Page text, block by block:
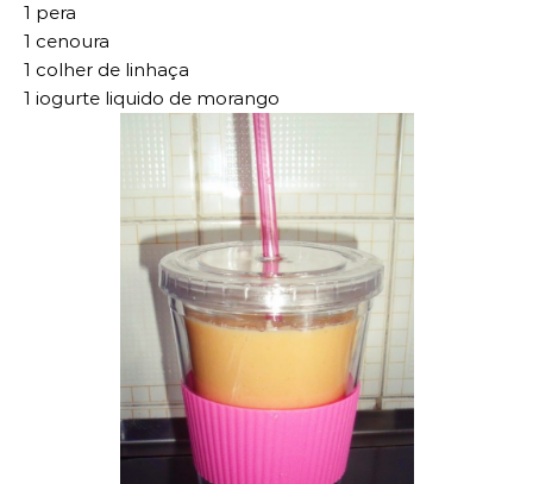
1 pera
1 cenoura
1 colher de linhaça
1 iogurte liquido de morango